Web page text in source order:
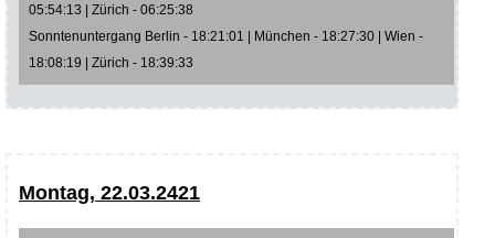
05:54:13 | Zürich - 06:25:38
Sonntenuntergang Berlin - 18:21:01 | München - 18:27:30 | Wien -
18:08:19 | Zürich - 18:39:33
Montag, 22.03.2421